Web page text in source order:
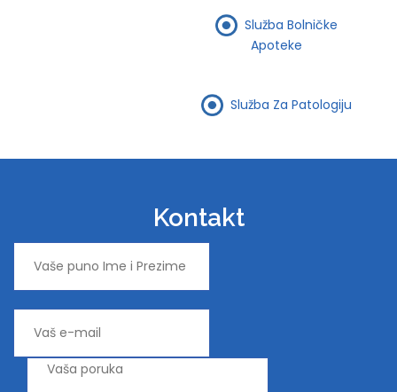
Služba Bolničke
Apoteke
Služba Za Patologiju
Kontakt